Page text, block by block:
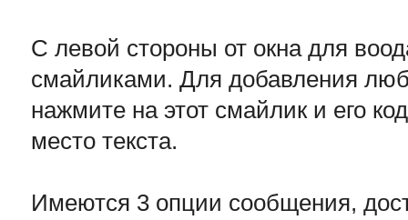
С левой стороны от окна для
смайликами. Для добавления
нажмите на этот смайлик и его
место текста.
Имеются 3 опции сообщения,